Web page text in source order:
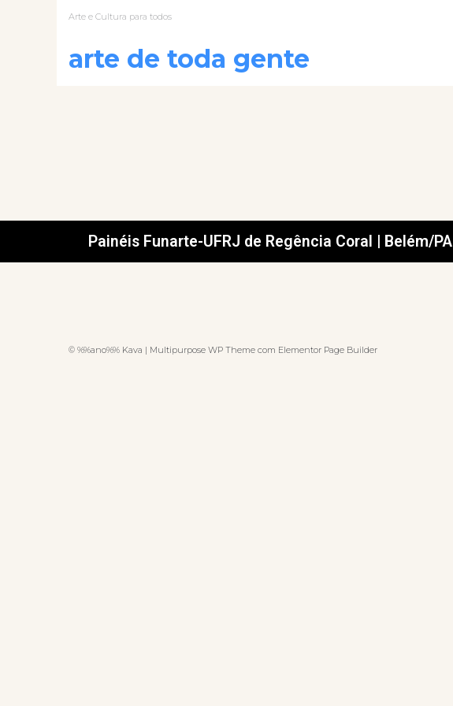
Arte e Cultura para todos
arte de toda gente
Painéis Funarte-UFRJ de Regência Coral | Belém/PA
© %%ano%% Kava | Multipurpose WP Theme com Elementor Page Builder